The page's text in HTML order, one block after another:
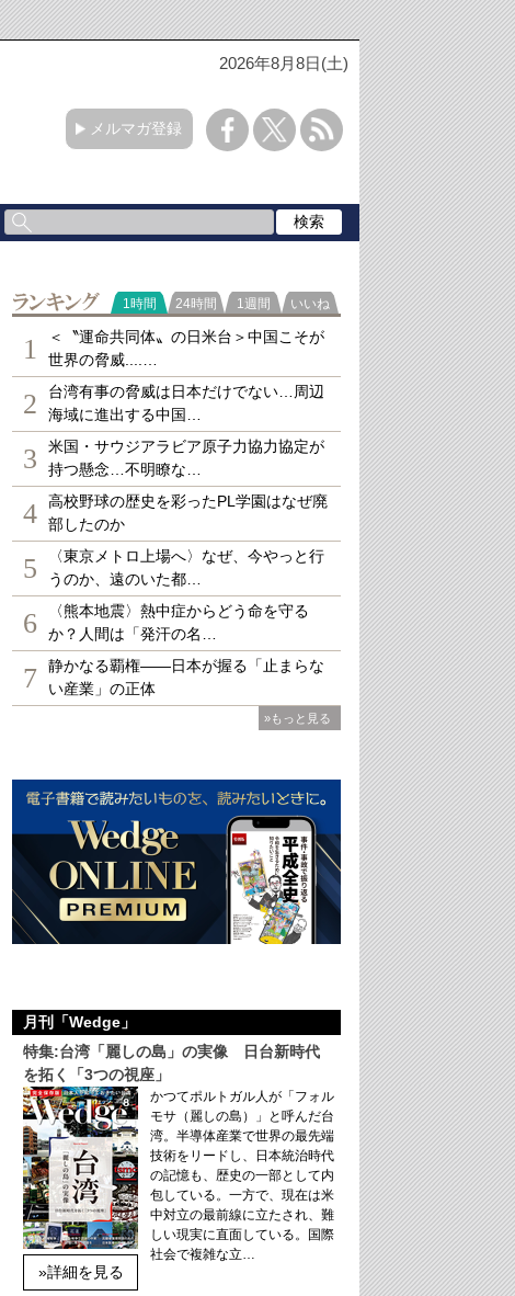
2026年8月8日(土)
メルマガ登録
ランキング
1時間 24時間 1週間 いいね
1
＜〝運命共同体〟の日米台＞中国こそが
世界の脅威....…
2
台湾有事の脅威は日本だけでない…周辺
海域に進出する中国…
3
米国・サウジアラビア原子力協力協定が
持つ懸念…不明瞭な…
4
高校野球の歴史を彩ったPL学園はなぜ廃
部したのか
5
〈東京メトロ上場へ〉なぜ、今やっと行
うのか、遠のいた都…
6
〈熊本地震〉熱中症からどう命を守る
か？人間は「発汗の名…
7
静かなる覇権――日本が握る「止まらな
い産業」の正体
»もっと見る
月刊「Wedge」
特集:台湾「麗しの島」の実像 日台新時代
を拓く「3つの視座」
»詳細を見る
かつてポルトガル人が「フォル
モサ（麗しの島）」と呼んだ台
湾。半導体産業で世界の最先端
技術をリードし、日本統治時代
の記憶も、歴史の一部として内
包している。一方で、現在は米
中対立の最前線に立たされ、難
しい現実に直面している。国際
社会で複雑な立…